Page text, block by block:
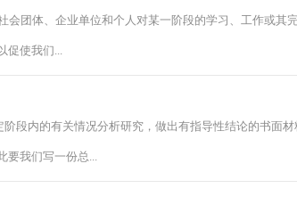
会团体、企业单位和个人对某一阶段的学习、工作或其
促使我们...
段内的有关情况分析研究，做出有指导性结论的书面
要我们写一份总...